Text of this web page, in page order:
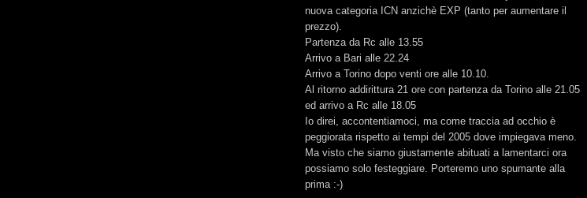
nuova categoria ICN anzichè EXP (tanto per aumentare il
prezzo).
Partenza da Rc alle 13.55
Arrivo a Bari alle 22.24
Arrivo a Torino dopo venti ore alle 10.10.
Al ritorno addirittura 21 ore con partenza da Torino alle 21.05
ed arrivo a Rc alle 18.05
Io direi, accontentiamoci, ma come traccia ad occhio è
peggiorata rispetto ai tempi del 2005 dove impiegava meno.
Ma visto che siamo giustamente abituati a lamentarci ora
possiamo solo festeggiare. Porteremo uno spumante alla
prima :-)